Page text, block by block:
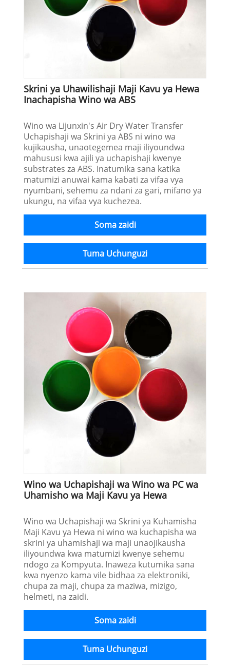
Skrini ya Uhawilishaji Maji Kavu ya Hewa
Inachapisha Wino wa ABS
Wino wa Lijunxin's Air Dry Water Transfer
Uchapishaji wa Skrini ya ABS ni wino wa
kujikausha, unaotegemea maji iliyoundwa
mahususi kwa ajili ya uchapishaji kwenye
substrates za ABS. Inatumika sana katika
matumizi anuwai kama kabati za vifaa vya
nyumbani, sehemu za ndani za gari, mifano ya
ukungu, na vifaa vya kuchezea.
Soma zaidi
Tuma Uchunguzi
Wino wa Uchapishaji wa Wino wa PC wa
Uhamisho wa Maji Kavu ya Hewa
Wino wa Uchapishaji wa Skrini ya Kuhamisha
Maji Kavu ya Hewa ni wino wa kuchapisha wa
skrini ya uhamishaji wa maji unaojikausha
iliyoundwa kwa matumizi kwenye sehemu
ndogo za Kompyuta. Inaweza kutumika sana
kwa nyenzo kama vile bidhaa za elektroniki,
chupa za maji, chupa za maziwa, mizigo,
helmeti, na zaidi.
Soma zaidi
Tuma Uchunguzi